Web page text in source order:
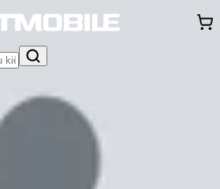
Thông báo